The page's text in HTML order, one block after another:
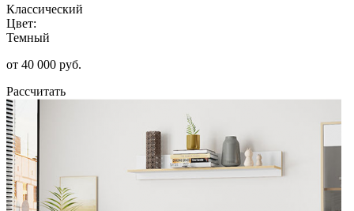
Классический
Цвет:
Темный
от 40 000 руб.
Рассчитать